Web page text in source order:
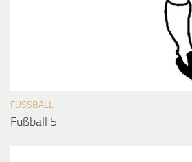
FUSSBALL
Fußball 5